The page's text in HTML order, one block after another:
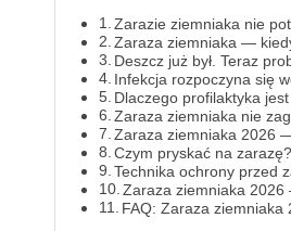
Zarazie ziemniaka nie
Zaraza ziemniaka —
Deszcz już był. Teraz
Infekcja rozpoczyna się
Dlaczego profilaktyka
Zaraza ziemniaka nie
Zaraza ziemniaka 2026
Czym pryskać na zarazę?
Technika ochrony przed
Zaraza ziemniaka
FAQ: Zaraza ziemniaka